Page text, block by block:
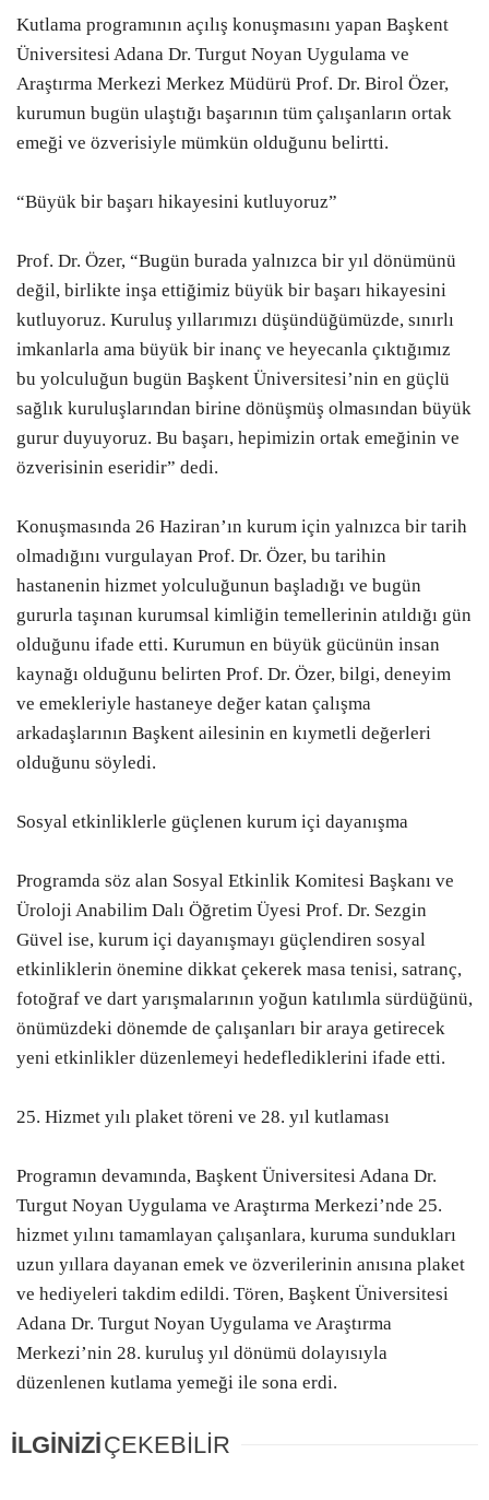
Kutlama programının açılış konuşmasını yapan Başkent
Üniversitesi Adana Dr. Turgut Noyan Uygulama ve
Araştırma Merkezi Merkez Müdürü Prof. Dr. Birol Özer,
kurumun bugün ulaştığı başarının tüm çalışanların ortak
emeği ve özverisiyle mümkün olduğunu belirtti.
“Büyük bir başarı hikayesini kutluyoruz”
Prof. Dr. Özer, “Bugün burada yalnızca bir yıl dönümünü
değil, birlikte inşa ettiğimiz büyük bir başarı hikayesini
kutluyoruz. Kuruluş yıllarımızı düşündüğümüzde, sınırlı
imkanlarla ama büyük bir inanç ve heyecanla çıktığımız
bu yolculuğun bugün Başkent Üniversitesi’nin en güçlü
sağlık kuruluşlarından birine dönüşmüş olmasından büyük
gurur duyuyoruz. Bu başarı, hepimizin ortak emeğinin ve
özverisinin eseridir” dedi.
Konuşmasında 26 Haziran’ın kurum için yalnızca bir tarih
olmadığını vurgulayan Prof. Dr. Özer, bu tarihin
hastanenin hizmet yolculuğunun başladığı ve bugün
gururla taşınan kurumsal kimliğin temellerinin atıldığı gün
olduğunu ifade etti. Kurumun en büyük gücünün insan
kaynağı olduğunu belirten Prof. Dr. Özer, bilgi, deneyim
ve emekleriyle hastaneye değer katan çalışma
arkadaşlarının Başkent ailesinin en kıymetli değerleri
olduğunu söyledi.
Sosyal etkinliklerle güçlenen kurum içi dayanışma
Programda söz alan Sosyal Etkinlik Komitesi Başkanı ve
Üroloji Anabilim Dalı Öğretim Üyesi Prof. Dr. Sezgin
Güvel ise, kurum içi dayanışmayı güçlendiren sosyal
etkinliklerin önemine dikkat çekerek masa tenisi, satranç,
fotoğraf ve dart yarışmalarının yoğun katılımla sürdüğünü,
önümüzdeki dönemde de çalışanları bir araya getirecek
yeni etkinlikler düzenlemeyi hedeflediklerini ifade etti.
25. Hizmet yılı plaket töreni ve 28. yıl kutlaması
Programın devamında, Başkent Üniversitesi Adana Dr.
Turgut Noyan Uygulama ve Araştırma Merkezi’nde 25.
hizmet yılını tamamlayan çalışanlara, kuruma sundukları
uzun yıllara dayanan emek ve özverilerinin anısına plaket
ve hediyeleri takdim edildi. Tören, Başkent Üniversitesi
Adana Dr. Turgut Noyan Uygulama ve Araştırma
Merkezi’nin 28. kuruluş yıl dönümü dolayısıyla
düzenlenen kutlama yemeği ile sona erdi.
İLGİNİZİÇEKEBİLİR